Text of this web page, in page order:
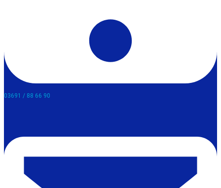
03691 / 88 66 90​